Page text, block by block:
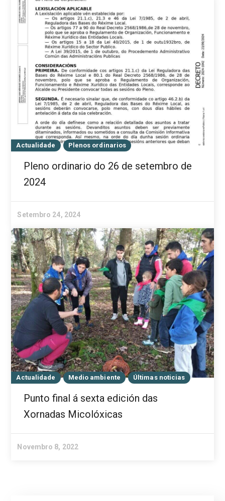
Actualidade Plenos ordinarios
Pleno ordinario do 26 de setembro de
2024
Setembro 24, 2024
Actualidade Medio ambiente Últimas noticias
Punto final á sexta edición das
Xornadas Micolóxicas
Novembro 8, 2022